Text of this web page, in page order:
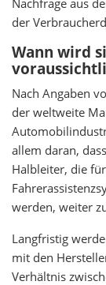
Nachfrage aus
der
Wann wird
Nach Angaben
der weltweite
allem daran,
Halbleiter, die
werden, weiter
Langfristig
mit den
Verhältnis